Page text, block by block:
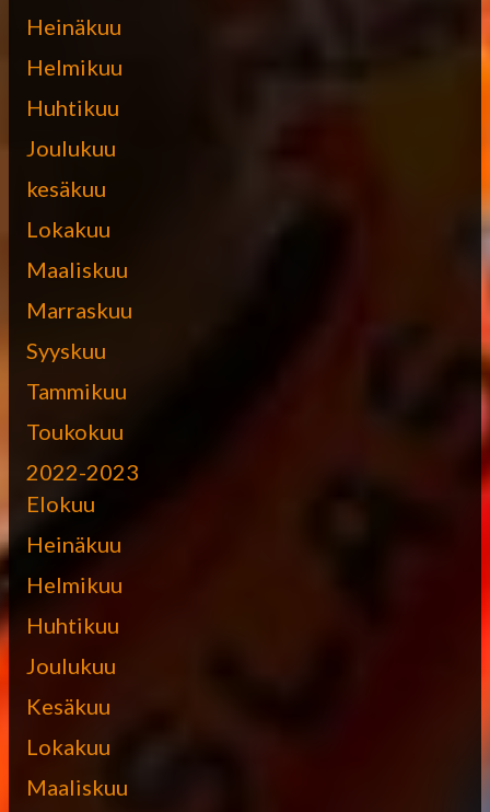
Heinäkuu
Helmikuu
Huhtikuu
Joulukuu
kesäkuu
Lokakuu
Maaliskuu
Marraskuu
Syyskuu
Tammikuu
Toukokuu
2022-2023
Elokuu
Heinäkuu
Helmikuu
Huhtikuu
Joulukuu
Kesäkuu
Lokakuu
Maaliskuu